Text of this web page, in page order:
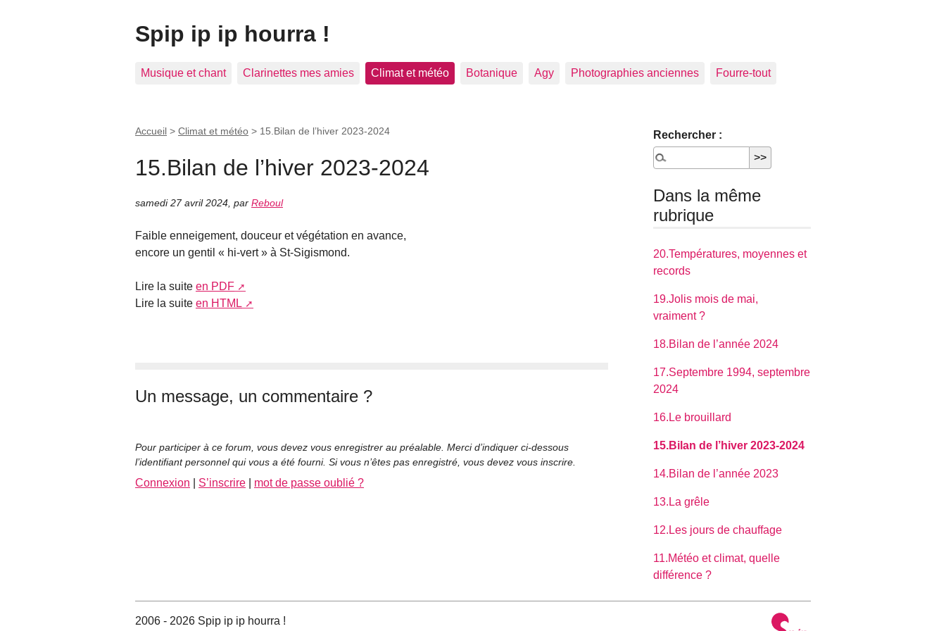
Spip ip ip hourra !
Musique et chant Clarinettes mes amies Climat et météo Botanique Agy Photographies anciennes Fourre-tout
Accueil > Climat et météo > 15.Bilan de l’hiver 2023-2024
15.Bilan de l’hiver 2023-2024
samedi 27 avril 2024 par Reboul
Faible enneigement, douceur et végétation en avance,
encore un gentil « hi-vert » à St-Sigismond.
Lire la suite en PDF
Lire la suite en HTML
Un message, un commentaire ?
Pour participer à ce forum, vous devez vous enregistrer au préalable. Merci d’indiquer ci-dessous
l’identifiant personnel qui vous a été fourni. Si vous n’êtes pas enregistré, vous devez vous inscrire.
Connexion S’inscrire mot de passe oublié ?
Rechercher :
Dans la même
rubrique
20.Températures, moyennes et
records
19.Jolis mois de mai,
vraiment ?
18.Bilan de l’année 2024
17.Septembre 1994, septembre
2024
16.Le brouillard
15.Bilan de l’hiver 2023-2024
14.Bilan de l’année 2023
13.La grêle
12.Les jours de chauffage
11.Météo et climat, quelle
différence ?
2006 - 2026 Spip ip ip hourra !